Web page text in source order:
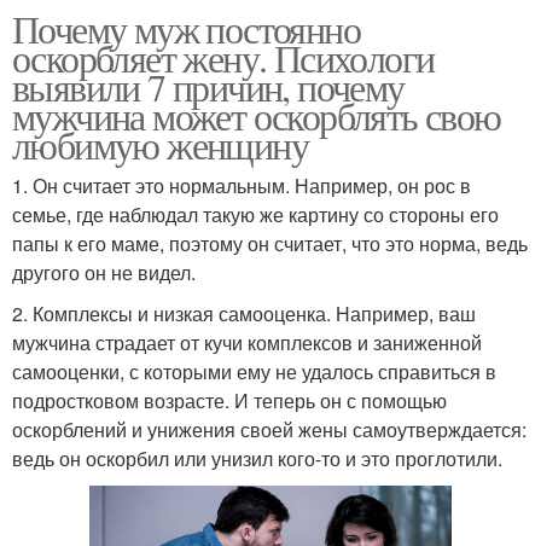
Почему муж постоянно
оскорбляет жену. Психологи
выявили 7 причин, почему
мужчина может оскорблять свою
любимую женщину
1. Он считает это нормальным. Например, он рос в
семье, где наблюдал такую же картину со стороны его
папы к его маме, поэтому он считает, что это норма, ведь
другого он не видел.
2. Комплексы и низкая самооценка. Например, ваш
мужчина страдает от кучи комплексов и заниженной
самооценки, с которыми ему не удалось справиться в
подростковом возрасте. И теперь он с помощью
оскорблений и унижения своей жены самоутверждается:
ведь он оскорбил или унизил кого-то и это проглотили.